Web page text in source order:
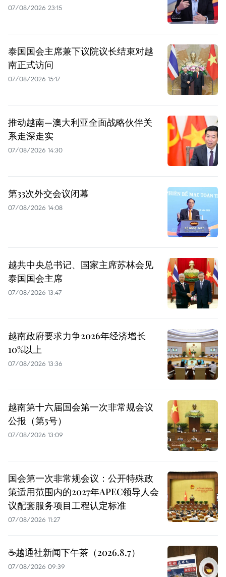
07/08/2026 23:15
泰国国会主席兼下议院议长结束对越
南正式访问
07/08/2026 15:17
推动越南—澳大利亚全面战略伙伴关
系走深走实
07/08/2026 14:30
第33次外交会议闭幕
07/08/2026 14:08
越共中央总书记、国家主席苏林会见
泰国国会主席
07/08/2026 13:47
越南政府要求力争2026年经济增长
10%以上
07/08/2026 13:36
越南第十六届国会第一次非常规会议
公报（第5号）
07/08/2026 13:09
国会第一次非常规会议：公开特殊政
策适用范围内的2027年APEC领导人会
议配套服务项目工程认定标准
07/08/2026 11:27
☕️越通社新闻下午茶（2026.8.7）
07/08/2026 09:39